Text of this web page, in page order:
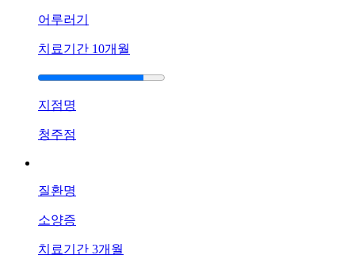
어루러기
치료기간 10개월
지점명
청주점
질환명
소양증
치료기간 3개월